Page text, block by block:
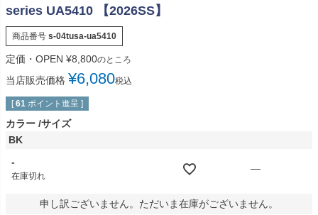
series UA5410 【2026SS】
商品番号 s-04tusa-ua5410
定価・OPEN ¥8,800のところ
当店販売価格 ¥6,080税込
[ 61 ポイント進呈 ]
カラー サイズ
BK
-
在庫切れ
—
申し訳ございません。ただいま在庫がございません。